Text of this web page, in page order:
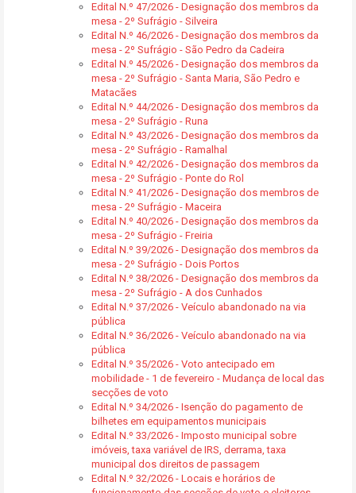
Edital N.º 47/2026 - Designação dos membros da
mesa - 2º Sufrágio - Silveira
Edital N.º 46/2026 - Designação dos membros da
mesa - 2º Sufrágio - São Pedro da Cadeira
Edital N.º 45/2026 - Designação dos membros da
mesa - 2º Sufrágio - Santa Maria, São Pedro e
Matacães
Edital N.º 44/2026 - Designação dos membros da
mesa - 2º Sufrágio - Runa
Edital N.º 43/2026 - Designação dos membros da
mesa - 2º Sufrágio - Ramalhal
Edital N.º 42/2026 - Designação dos membros da
mesa - 2º Sufrágio - Ponte do Rol
Edital N.º 41/2026 - Designação dos membros de
mesa - 2º Sufrágio - Maceira
Edital N.º 40/2026 - Designação dos membros da
mesa - 2º Sufrágio - Freiria
Edital N.º 39/2026 - Designação dos membros da
mesa - 2º Sufrágio - Dois Portos
Edital N.º 38/2026 - Designação dos membros da
mesa - 2º Sufrágio - A dos Cunhados
Edital N.º 37/2026 - Veículo abandonado na via
pública
Edital N.º 36/2026 - Veículo abandonado na via
pública
Edital N.º 35/2026 - Voto antecipado em
mobilidade - 1 de fevereiro - Mudança de local das
secções de voto
Edital N.º 34/2026 - Isenção do pagamento de
bilhetes em equipamentos municipais
Edital N.º 33/2026 - Imposto municipal sobre
imóveis, taxa variável de IRS, derrama, taxa
municipal dos direitos de passagem
Edital N.º 32/2026 - Locais e horários de